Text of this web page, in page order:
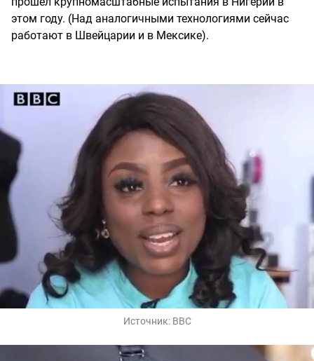
этом году. (Над аналогичными технологиями сейчас
работают в Швейцарии и в Мексике).
Источник: BBC